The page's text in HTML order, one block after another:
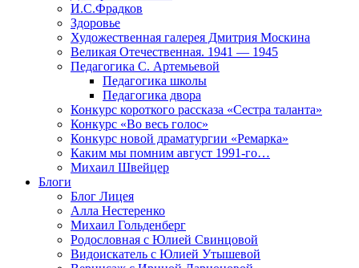
И.С.Фрадков
Здоровье
Художественная галерея Дмитрия Москина
Великая Отечественная. 1941 — 1945
Педагогика С. Артемьевой
Педагогика школы
Педагогика двора
Конкурс короткого рассказа «Сестра таланта»
Конкурс «Во весь голос»
Конкурс новой драматургии «Ремарка»
Каким мы помним август 1991-го…
Михаил Швейцер
Блоги
Блог Лицея
Алла Нестеренко
Михаил Гольденберг
Родословная с Юлией Свинцовой
Видоискатель с Юлией Утышевой